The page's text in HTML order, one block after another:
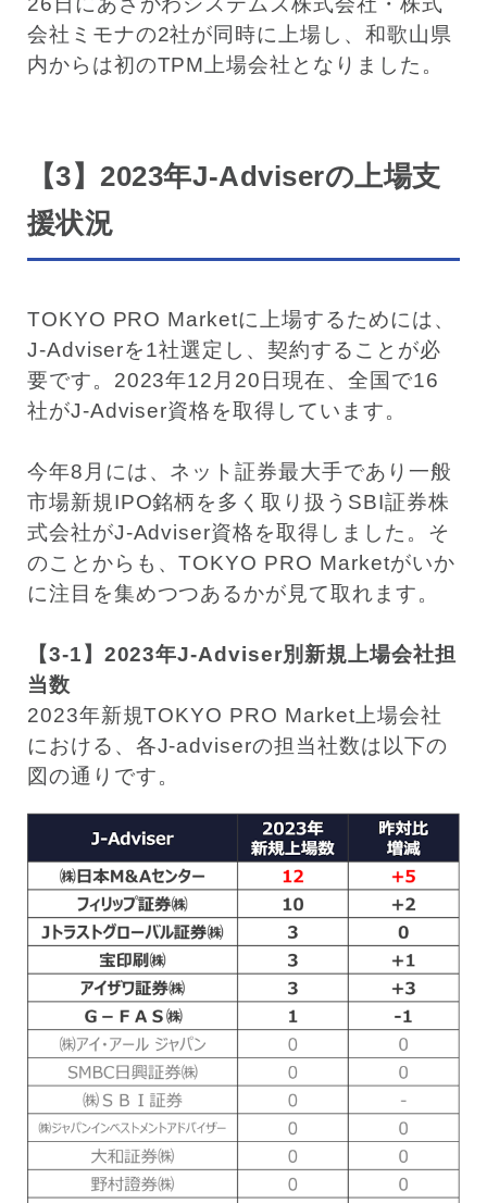
会社ミモナの2社が同時に上場し、和歌山県
内からは初のTPM上場会社となりました。
【3】2023年J-Adviserの上場支
援状況
TOKYO PRO Marketに上場するためには、
J-Adviserを1社選定し、契約することが必
要です。2023年12月20日現在、全国で16
社がJ-Adviser資格を取得しています。
今年8月には、ネット証券最大手であり一般
市場新規IPO銘柄を多く取り扱うSBI証券株
式会社がJ-Adviser資格を取得しました。そ
のことからも、TOKYO PRO Marketがいか
に注目を集めつつあるかが見て取れます。
【3-1】2023年J-Adviser別新規上場会社担
当数
2023年新規TOKYO PRO Market上場会社
における、各J-adviserの担当社数は以下の
図の通りです。